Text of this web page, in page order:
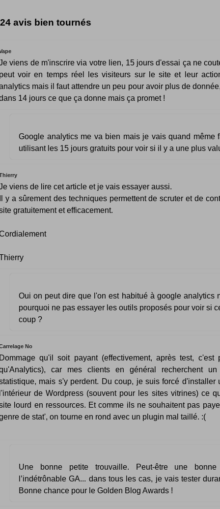
24 avis bien tournés
viens de m'inscrire via votre lien, 15 jours d'essai ça ne
voir en temps réel les visiteurs sur le site et leur
mais il faut attendre un peu pour avoir plus de
14 jours ce que ça donne mais ça promet !
Google analytics me va bien mais je vais quand même
utilisant les 15 jours gratuits pour voir si il y a une plus
viens de lire cet article et je vais essayer aussi.
y a sûrement des techniques permettent de scruter et de
gratuitement et efficacement.
Oui on peut dire que l'on est habitué à google analytics
pourquoi ne pas essayer les outils proposés pour voir si
coup ?
No
qu'il soit payant (effectivement, après test, c'est
car mes clients en général recherchent
mais s'y perdent. Du coup, je suis forcé d'installer
de Wordpress (souvent pour les sites vitrines) ce
lourd en ressources. Et comme ils ne souhaitent pas
de stat', on tourne en rond avec un plugin mal taillé. :(
Une bonne petite trouvaille. Peut-être une
l’indétrônable GA... dans tous les cas, je vais tester
Bonne chance pour le Golden Blog Awards !